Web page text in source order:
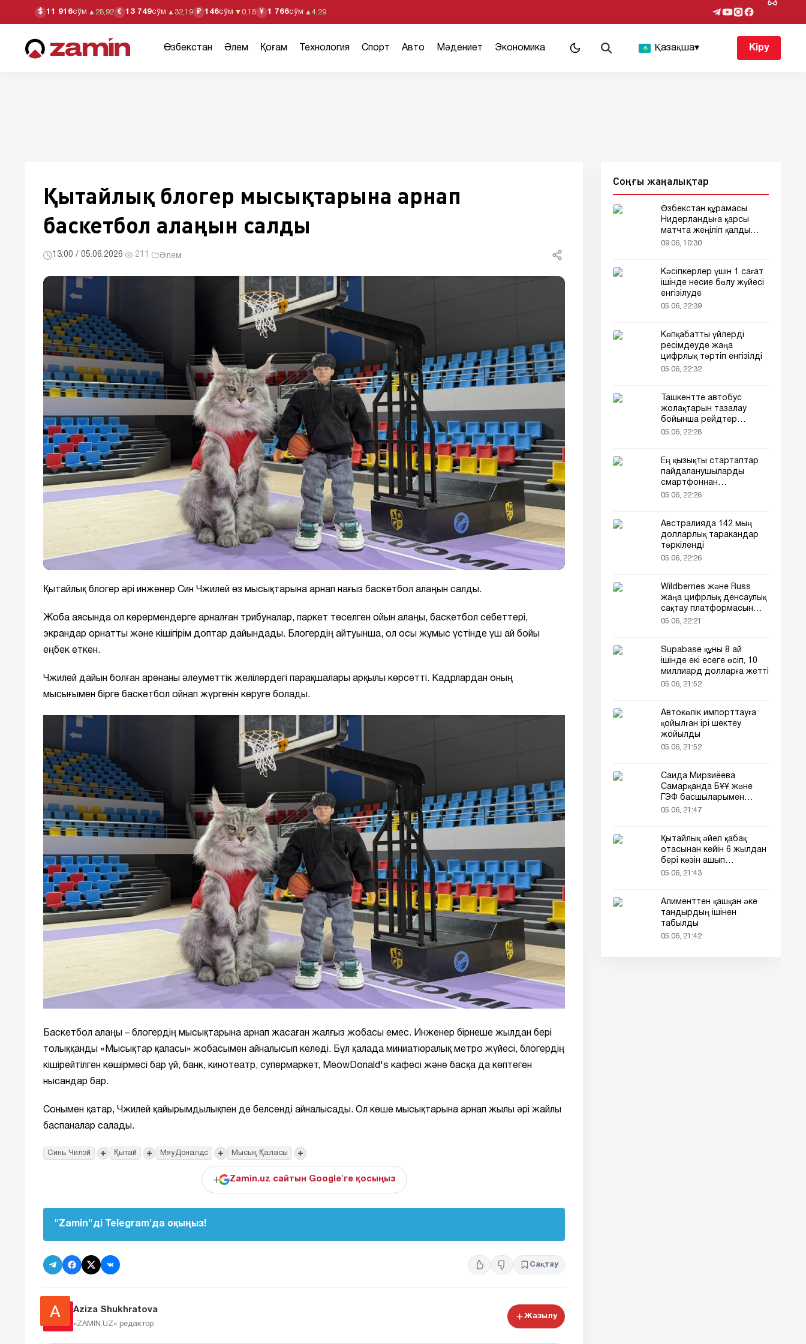
$ 11 916сўм ▲ 28,92 € 13 749сўм ▲ 32,19 ₽ 146сўм ▼ 0,18 ¥ 1 766сўм ▲ 4,29
Өзбекстан Әлем Қоғам Технология Спорт Авто Мәдениет Экономика Қазақша▾ Кіру
Қытайлық блогер мысықтарына арнап
баскетбол алаңын салды
13:00 / 05.06.2026· 211 · Әлем
Қытайлық блогер әрі инженер Син Чжилей өз мысықтарына арнап нағыз баскетбол алаңын салды.
Жоба аясында ол көрермендерге арналған трибуналар, паркет төселген ойын алаңы, баскетбол себеттері,
экрандар орнатты және кішігірім доптар дайындады. Блогердің айтуынша, ол осы жұмыс үстінде үш ай бойы
еңбек еткен.
Чжилей дайын болған аренаны әлеуметтік желілердегі парақшалары арқылы көрсетті. Кадрлардан оның
мысығымен бірге баскетбол ойнап жүргенін көруге болады.
Баскетбол алаңы – блогердің мысықтарына арнап жасаған жалғыз жобасы емес. Инженер бірнеше жылдан бері
толыққанды «Мысықтар қаласы» жобасымен айналысып келеді. Бұл қалада миниатюралық метро жүйесі, блогердің
кішірейтілген көшірмесі бар үй, банк, кинотеатр, супермаркет, MeowDonald's кафесі және басқа да көптеген
нысандар бар.
Сонымен қатар, Чжилей қайырымдылықпен де белсенді айналысады. Ол көше мысықтарына арнап жылы әрі жайлы
баспаналар салады.
Синь Чилэй + Қытай + МяуДоналдс + Мысық Қаласы +
+ Zamin.uz сайтын Google'ге қосыңыз
"Zamin"ді Telegram'да оқыңыз!
Сақтау
Aziza Shukhratova
«ZAMIN.UZ» редактор
Жазылу
Соңғы жаңалықтар
Өзбекстан құрамасы
Нидерландыға қарсы
матчта жеңіліп қалды
(видео)
09.06, 10:30
Кәсіпкерлер үшін 1 сағат
ішінде несие бөлу жүйесі
енгізілуде
05.06, 22:39
Көпқабатты үйлерді
ресімдеуде жаңа
цифрлық тәртіп енгізілді
05.06, 22:32
Ташкентте автобус
жолақтарын тазалау
бойынша рейдтер
басталды
05.06, 22:28
Ең қызықты стартаптар
пайдаланушыларды
смартфоннан
алшақтатқысы келеді
05.06, 22:26
Австралияда 142 мың
долларлық таракандар
тәркіленді
05.06, 22:26
Wildberries және Russ
жаңа цифрлық денсаулық
сақтау платформасын
іске қосады
05.06, 22:21
Supabase құны 8 ай
ішінде екі есеге өсіп, 10
миллиард долларға жетті
05.06, 21:52
Автокөлік импорттауға
қойылған ірі шектеу
жойылды
05.06, 21:52
Саида Мирзиёева
Самарқанда БҰҰ және
ГЭФ басшыларымен
кездесті (фото)
05.06, 21:47
Қытайлық әйел қабақ
отасынан кейін 6 жылдан
бері көзін ашып
ұйықтайды
05.06, 21:43
Алименттен қашқан әке
тандырдың ішінен
табылды
05.06, 21:42